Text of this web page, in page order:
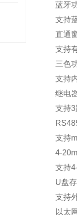
蓝牙
支持
直通
支持
三色
支持
继电
支持3
支持
4-
支持
U盘
支持
以太